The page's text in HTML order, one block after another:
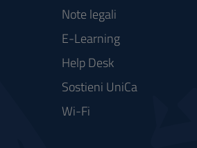
Note legali
E-Learning
Help Desk
Sostieni UniCa
Wi-Fi